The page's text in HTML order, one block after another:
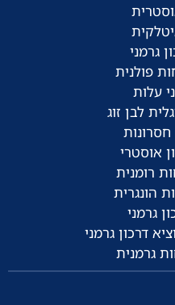
גרמני
פולנית
עלות
לבן זוג
חסרונות
אוסטרי
רומנית
הונגרית
גרמני
דרכון גרמני
גרמנית